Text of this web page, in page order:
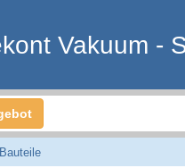
Vakuum -
Bauteile